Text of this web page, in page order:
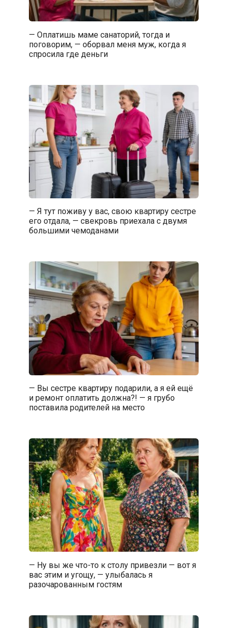
— Оплатишь маме санаторий, тогда и
поговорим, — оборвал меня муж, когда я
спросила где деньги
— Я тут поживу у вас, свою квартиру сестре
его отдала, — свекровь приехала с двумя
большими чемоданами
— Вы сестре квартиру подарили, а я ей ещё
и ремонт оплатить должна?! — я грубо
поставила родителей на место
— Ну вы же что-то к столу привезли — вот я
вас этим и угощу, — улыбалась я
разочарованным гостям